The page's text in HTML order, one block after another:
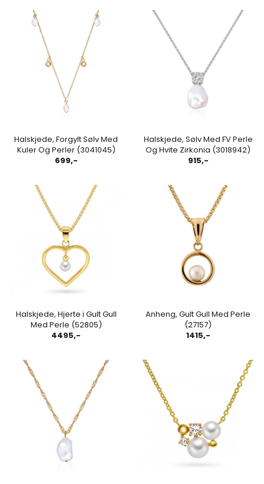
Halskjede, Forgylt Sølv Med
Kuler Og Perler (3041045)
699,-
Halskjede, Sølv Med FV Perle
Og Hvite Zirkonia (3018942)
915,-
Halskjede, Hjerte i Gult Gull
Med Perle (52805)
4495,-
Anheng, Gult Gull Med Perle
(27157)
1415,-